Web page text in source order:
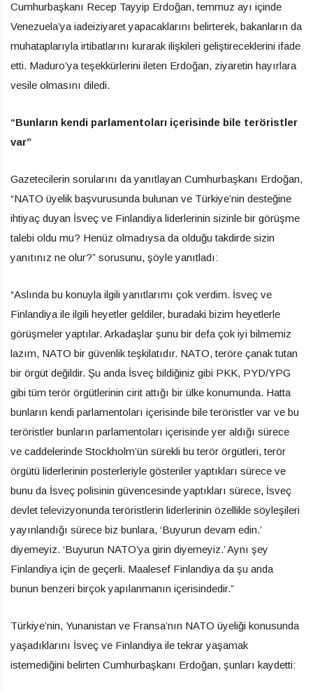
Cumhurbaşkanı Recep Tayyip Erdoğan, temmuz ayı içinde
Venezuela’ya iadeiziyaret yapacaklarını belirterek, bakanların da
muhataplarıyla irtibatlarını kurarak ilişkileri geliştireceklerini ifade
etti. Maduro’ya teşekkürlerini ileten Erdoğan, ziyaretin hayırlara
vesile olmasını diledi.
“Bunların kendi parlamentoları içerisinde bile teröristler
var”
Gazetecilerin sorularını da yanıtlayan Cumhurbaşkanı Erdoğan,
“NATO üyelik başvurusunda bulunan ve Türkiye’nin desteğine
ihtiyaç duyan İsveç ve Finlandiya liderlerinin sizinle bir görüşme
talebi oldu mu? Henüz olmadıysa da olduğu takdirde sizin
yanıtınız ne olur?” sorusunu, şöyle yanıtladı:
“Aslında bu konuyla ilgili yanıtlarımı çok verdim. İsveç ve
Finlandiya ile ilgili heyetler geldiler, buradaki bizim heyetlerle
görüşmeler yaptılar. Arkadaşlar şunu bir defa çok iyi bilmemiz
lazım, NATO bir güvenlik teşkilatıdır. NATO, teröre çanak tutan
bir örgüt değildir. Şu anda İsveç bildiğiniz gibi PKK, PYD/YPG
gibi tüm terör örgütlerinin cirit attığı bir ülke konumunda. Hatta
bunların kendi parlamentoları içerisinde bile teröristler var ve bu
teröristler bunların parlamentoları içerisinde yer aldığı sürece
ve caddelerinde Stockholm’ün sürekli bu terör örgütleri, terör
örgütü liderlerinin posterleriyle gösteriler yaptıkları sürece ve
bunu da İsveç polisinin güvencesinde yaptıkları sürece, İsveç
devlet televizyonunda teröristlerin liderlerinin özellikle söyleşileri
yayınlandığı sürece biz bunlara, ‘Buyurun devam edin.’
diyemeyiz. ‘Buyurun NATO’ya girin diyemeyiz.’ Aynı şey
Finlandiya için de geçerli. Maalesef Finlandiya da şu anda
bunun benzeri birçok yapılanmanın içerisindedir.”
Türkiye’nin, Yunanistan ve Fransa’nın NATO üyeliği konusunda
yaşadıklarını İsveç ve Finlandiya ile tekrar yaşamak
istemediğini belirten Cumhurbaşkanı Erdoğan, şunları kaydetti: